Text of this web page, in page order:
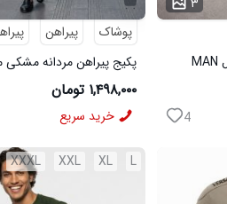
ست تیشرت شلوار اسپرت مدل MAN
4
پوشاک
پیراهن
شلوار مردانه مشکی مدل MOBIN
۱,۴۹۸,۰۰۰ تومان
خرید سریع
L
XL
XXL
XXXL